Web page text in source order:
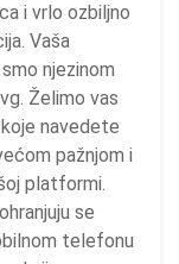
i vrlo ozbiljno
Vaša
njezinom
Želimo vas
navedete
pažnjom i
platformi.
se
telefonu